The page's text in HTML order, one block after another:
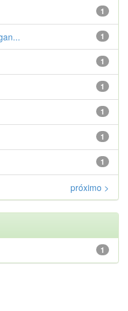
1
1
1
1
1
1
1
próximo >
1